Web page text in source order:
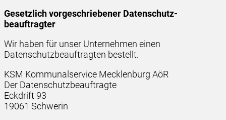
Gesetzlich vorgeschriebener Datenschutz­
beauftragter
Wir haben für unser Unternehmen einen
Datenschutzbeauftragten bestellt.
KSM Kommunalservice Mecklenburg AöR
Der Datenschutzbeauftragte
Eckdrift 93
19061 Schwerin